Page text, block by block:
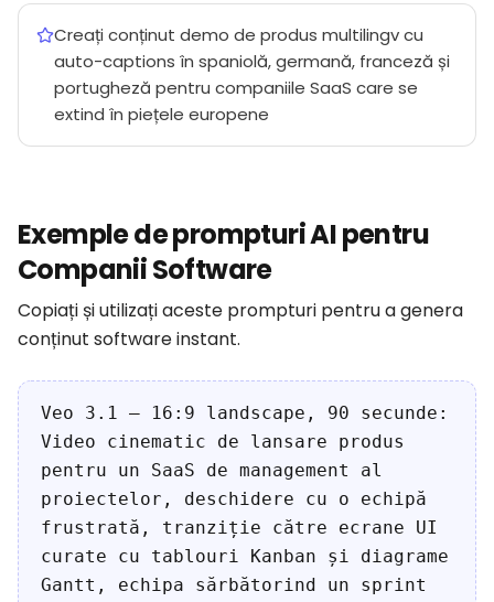
Creați conținut demo de produs multilingv cu
auto-captions în spaniolă, germană, franceză și
portugheză pentru companiile SaaS care se
extind în piețele europene
Exemple de prompturi AI pentru
Companii Software
Copiați și utilizați aceste prompturi pentru a genera
conținut software instant.
Veo 3.1 — 16:9 landscape, 90 secunde:
Video cinematic de lansare produs
pentru un SaaS de management al
proiectelor, deschidere cu o echipă
frustrată, tranziție către ecrane UI
curate cu tablouri Kanban și diagrame
Gantt, echipa sărbătorind un sprint